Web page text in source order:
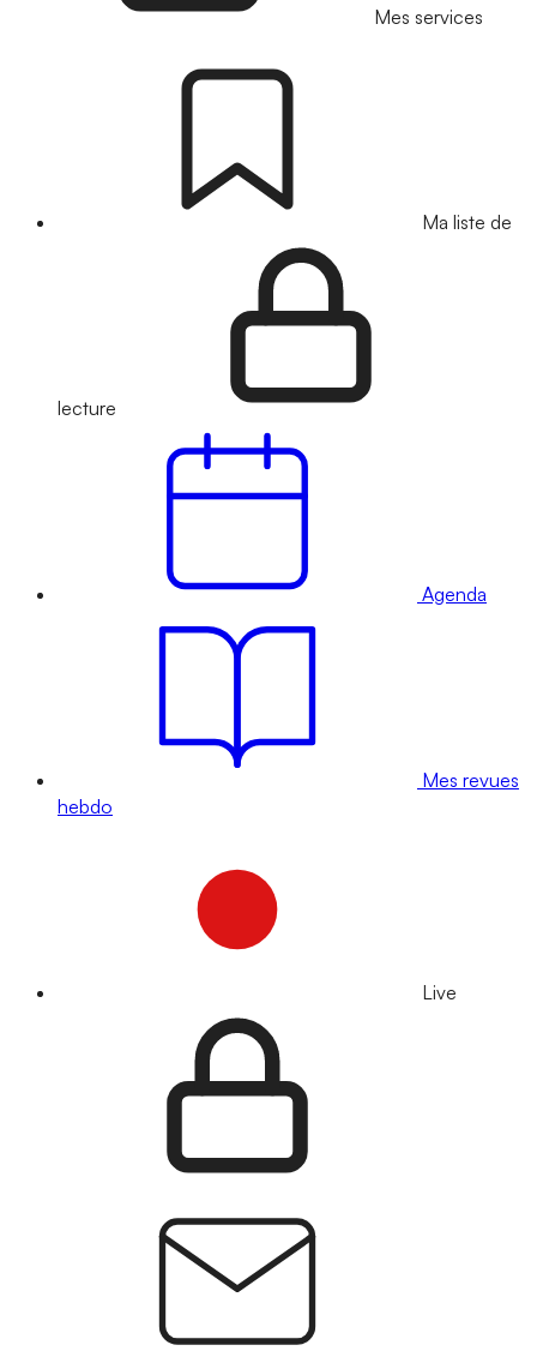
Mes services
Ma liste de
lecture
Agenda
Mes revues
hebdo
Live